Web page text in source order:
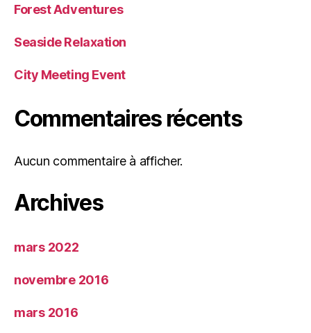
Forest Adventures
Seaside Relaxation
City Meeting Event
Commentaires récents
Aucun commentaire à afficher.
Archives
mars 2022
novembre 2016
mars 2016